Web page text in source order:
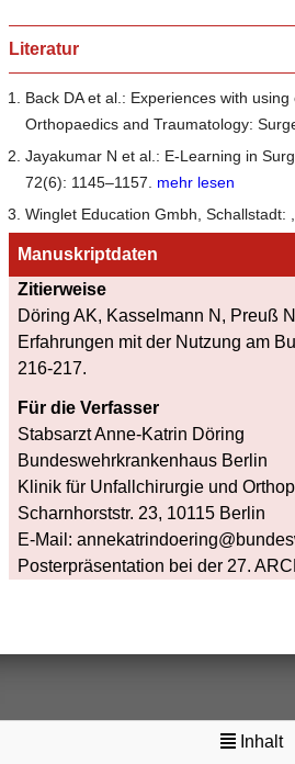
Literatur
Back DA et al.: Experiences with
Orthopaedics and Traumatology:
Jayakumar N et al.: E-Learning in
72(6): 1145–1157. mehr lesen
Winglet Education Gmbh, Schallstadt:
Manuskriptdaten
Zitierweise
Döring AK, Kasselmann N, Preuß
Erfahrungen mit der Nutzung am
216-217.
Für die Verfasser
Stabsarzt Anne-Katrin Döring
Bundeswehrkrankenhaus Berlin
Klinik für Unfallchirurgie und
Scharnhorststr. 23, 10115 Berlin
E-Mail:
Posterpräsentation bei der 27.
Inhalt